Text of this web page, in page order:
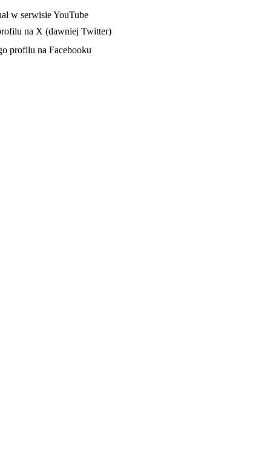
karcie
w serwisie YouTube
na X (dawniej Twitter)
karcie
profilu na Facebooku